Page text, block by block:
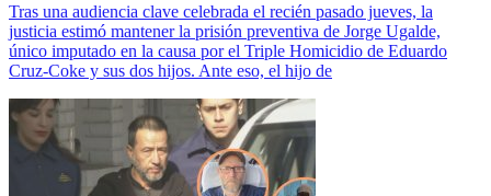
Tras una audiencia clave celebrada el recién pasado jueves, la
justicia estimó mantener la prisión preventiva de Jorge Ugalde,
único imputado en la causa por el Triple Homicidio de Eduardo
Cruz-Coke y sus dos hijos. Ante eso, el hijo de